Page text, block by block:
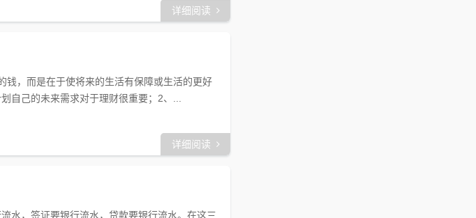
详细阅读
钱，而是在于使将来的生活有保障或生活的更好
自己的未来需求对于理财很重要；2、...
详细阅读
水，签证要银行流水，贷款要银行流水。在这三